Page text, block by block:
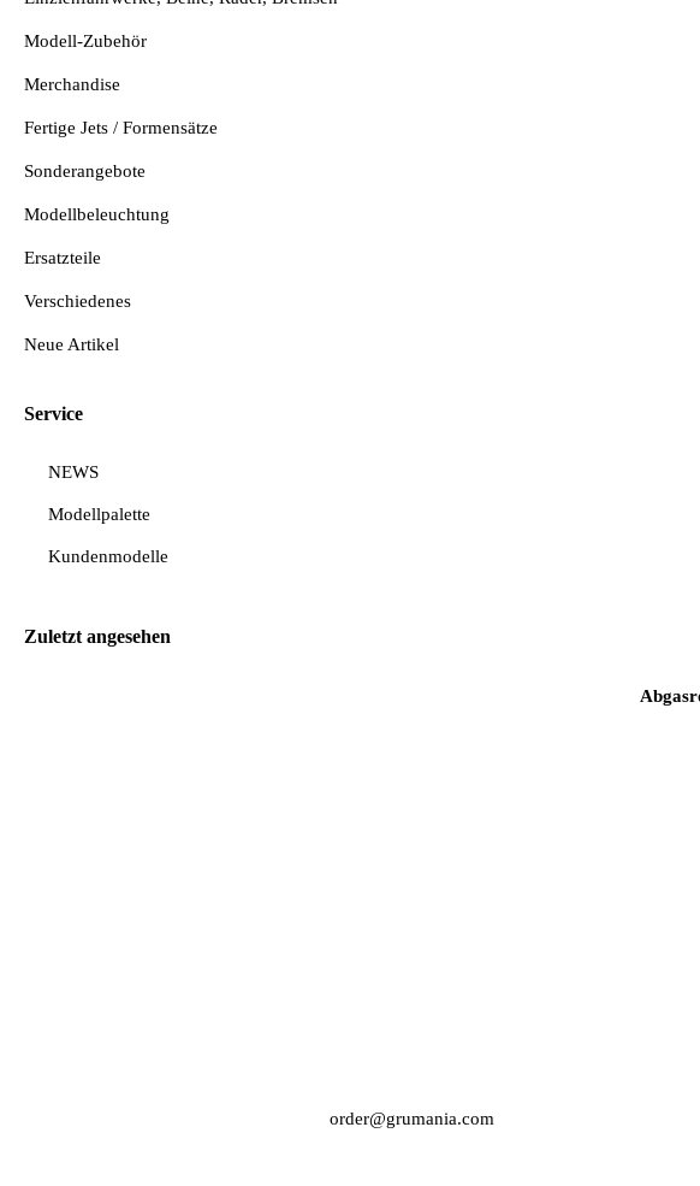
Modell-Zubehör
Merchandise
Fertige Jets / Formensätze
Sonderangebote
Modellbeleuchtung
Ersatzteile
Verschiedenes
Neue Artikel
Service
NEWS
Modellpalette
Kundenmodelle
Zuletzt angesehen
order@grumania.com